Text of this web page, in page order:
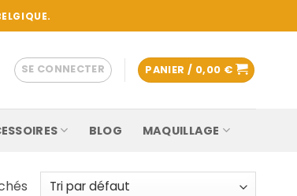
SE CONNECTER PANIER / 0,00 €
BLOG MAQUILLAGE